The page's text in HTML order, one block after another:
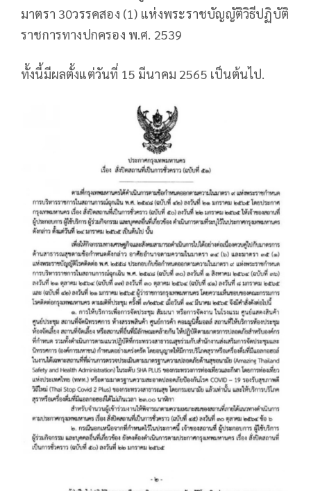
มาตรา 30วรรคสอง (1) แห่งพระราชบัญญัติวิธีปฏิบัติ
ราชการทางปกครอง พ.ศ. 2539
ทั้งนี้มีผลตั้งแต่วันที่ 15 มีนาคม 2565 เป็นต้นไป.